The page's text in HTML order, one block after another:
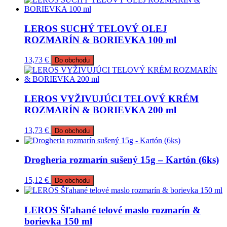
LEROS SUCHÝ TELOVÝ OLEJ
ROZMARÍN & BORIEVKA 100 ml
13,73 € Do obchodu
LEROS VYŽIVUJÚCI TELOVÝ KRÉM
ROZMARÍN & BORIEVKA 200 ml
13,73 € Do obchodu
Drogheria rozmarín sušený 15g – Kartón (6ks)
15,12 € Do obchodu
LEROS Šľahané telové maslo rozmarín &
borievka 150 ml